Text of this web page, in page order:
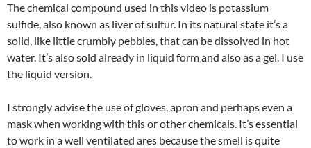
The chemical compound used in this video is potassium
sulfide, also known as liver of sulfur. In its natural state it’s a
solid, like little crumbly pebbles, that can be dissolved in hot
water. It’s also sold already in liquid form and also as a gel. I use
the liquid version.
I strongly advise the use of gloves, apron and perhaps even a
mask when working with this or other chemicals. It’s essential
to work in a well ventilated ares because the smell is quite